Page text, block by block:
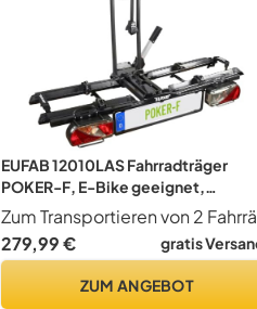
EUFAB 12010LAS Fahrradträger
POKER-F, E-Bike geeignet,
komplett vormontiert,
Diebstahlschutz, für 2 Fahrräder,
Anhängerkupplung, Schwarz, 142 x
279,99 €
gratis
ZUM ANGEBOT